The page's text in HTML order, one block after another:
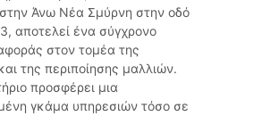
στην Άνω Νέα Σμύρνη στην οδό
αποτελεί ένα σύγχρονο
στον τομέα της
της περιποίησης μαλλιών.
προσφέρει μια
γκάμα υπηρεσιών τόσο σε